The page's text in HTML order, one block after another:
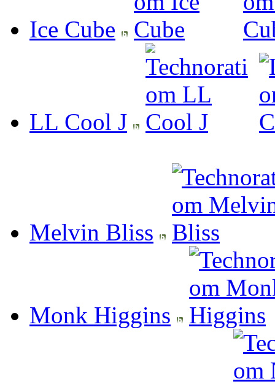
Ice Cube
LL Cool J
Melvin Bliss
Monk Higgins